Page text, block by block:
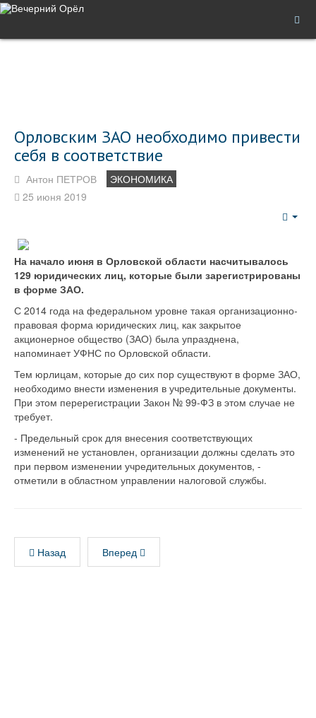
Орловским ЗАО необходимо привести
себя в соответствие
Антон ПЕТРОВ
ЭКОНОМИКА
25 июня 2019
На начало июня в Орловской области насчитывалось
129 юридических лиц, которые были зарегистрированы
в форме ЗАО.
С 2014 года на федеральном уровне такая организационно-
правовая форма юридических лиц, как закрытое
акционерное общество (ЗАО) была упразднена,
напоминает УФНС по Орловской области.
Тем юрлицам, которые до сих пор существуют в форме ЗАО,
необходимо внести изменения в учредительные документы.
При этом перерегистрации Закон № 99-ФЗ в этом случае не
требует.
- Предельный срок для внесения соответствующих
изменений не установлен, организации должны сделать это
при первом изменении учредительных документов, -
отметили в областном управлении налоговой службы.
Назад Вперед